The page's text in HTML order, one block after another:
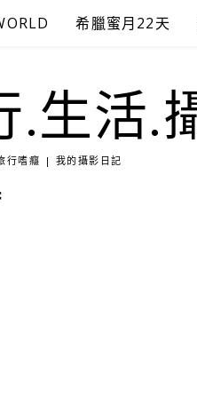
希臘蜜月22天
.生活.
行嗜癮 | 我的攝影日記